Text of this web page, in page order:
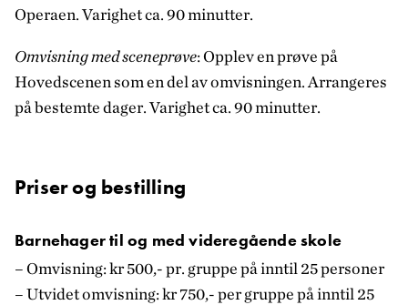
Operaen. Varighet ca. 90 minutter.
Omvisning med sceneprøve: Opplev en prøve på
Hovedscenen som en del av omvisningen. Arrangeres
på bestemte dager. Varighet ca. 90 minutter.
Priser og bestilling
Barnehager til og med videregående skole
– Omvisning: kr 500,- pr. gruppe på inntil 25 personer
– Utvidet omvisning: kr 750,- per gruppe på inntil 25